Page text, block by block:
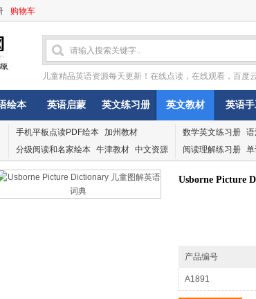
购物车
儿童精品英语资源每天更新！在线点读，在线观看，百度
绘本 英语启蒙 英文练习册 英文教材 英语
手机平板点读PDF绘本 加州教材
分级阅读和名家绘本 牛津教材 中文资源
数学英文练习册
阅读理解练习册
Usborne Picture
产品编号
A1891